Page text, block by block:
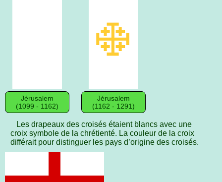
Jérusalem
(1099 - 1162)
Jérusalem
(1162 - 1291)
Les drapeaux des croisés étaient blancs avec une
croix symbole de la chrétienté. La couleur de la croix
différait pour distinguer les pays d’origine des croisés.